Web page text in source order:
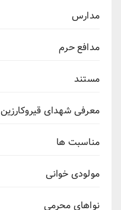
مدارس
مدافع حرم
مستند
معرفی شهدای قیروکارزین
مناسبت ها
مولودی خوانی
نواهای محرمی